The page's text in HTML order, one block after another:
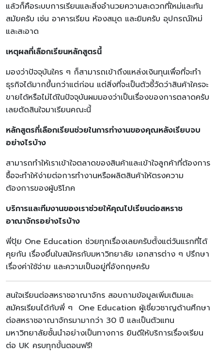
แล้วก็คือระบบการเรียนและสิ่งอำนวยความสะดวกที่ใหม่และทัน
สมัยครับ เช่น อาคารเรียน ห้องสมุด และยิมครับ อุปกรณ์ใหม่
และสะอาด
เหตุผลที่เลือกเรียนหลักสูตรนี้
มองว่าปัจจุบันใคร ๆ ก็สามารถเข้าถึงแหล่งเงินทุนเพื่อที่จะทำ
ธุรกิจได้มากขึ้นกว่าแต่ก่อน แต่สิ่งที่จะเป็นตัวชี้วัดว่าสินค้าใครจะ
ขายได้หรือไม่ได้ในปัจจุบันผมมองว่าเป็นเรื่องของการตลาดครับ
เลยตัดสินใจมาเรียนคณะนี้
หลักสูตรที่เลือกเรียนช่วยในการทำงานของคุณหลังเรียบจบ
อย่างไรบ้าง
สามารถทำให้เราเข้าใจตลาดของสินค้าและเข้าใจลูกค้าที่ต้องการ
ซื้อจะทำให้ง่ายต่อการทำงานหรือผลิตสินค้าให้ตรงความ
ต้องการของผู้บริโภค
บริการและทีมงานของเราช่วยให้คุณไปเรียนต่อสหราช
อาณาจักรอย่างไรบ้าง
พี่ปุ้ย One Education ช่วยทุกเรื่องเลยครับตั้งแต่วันแรกที่ได้
คุยกัน เรื่องยื่นใบสมัครกับมหาวิทยาลัย เอกสารต่าง ๆ ปรึกษา
เรื่องค่าใช้จ่าย และความเป็นอยู่ที่อังกฤษครับ
สนใจเรียนต่อสหราชอาณาจักร สอบถามข้อมูลเพิ่มเติมและ
สมัครเรียนได้กับพี่ ๆ One Education ผู้เชี่ยวชาญด้านศึกษา
ต่อสหราชอาณาจักรมามากว่า 30 ปี และเป็นตัวแทน
มหาวิทยาลัยชั้นนำอย่างเป็นทางการ ยินดีให้บริการเรื่องเรียน
ต่อ UK ครบทุกขั้นตอนฟรี!